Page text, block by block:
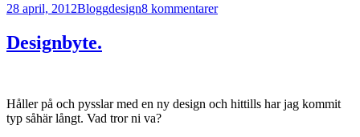
Postat
28 april, 2012Kategorier
BloggTaggar
design8 kommentarertill
Designbyte.
Håller på och pysslar med en ny design och hittills har jag kommit
typ såhär långt. Vad tror ni va?